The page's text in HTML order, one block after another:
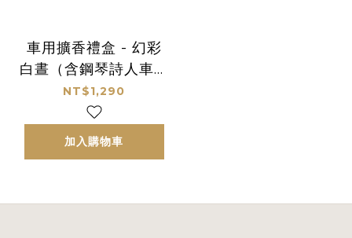
車用擴香禮盒 - 幻彩
白晝（含鋼琴詩人車用
香氛片）
NT$1,290
加入購物車